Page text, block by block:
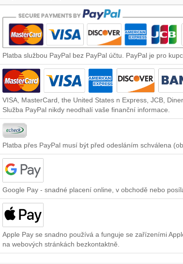
Platba službou PayPal bez PayPal účtu. PayPal je pro
VISA, MasterCard, the United States n Express, JCB,
Služba PayPal nikdy neodhalí vaše finanční informace.
Platba přes PayPal musí být před odesláním schválena
Google Pay - snadné placení online, v obchodě nebo
Apple Pay se snadno používá a funguje se zařízeními
na webových stránkách bezkontaktně.